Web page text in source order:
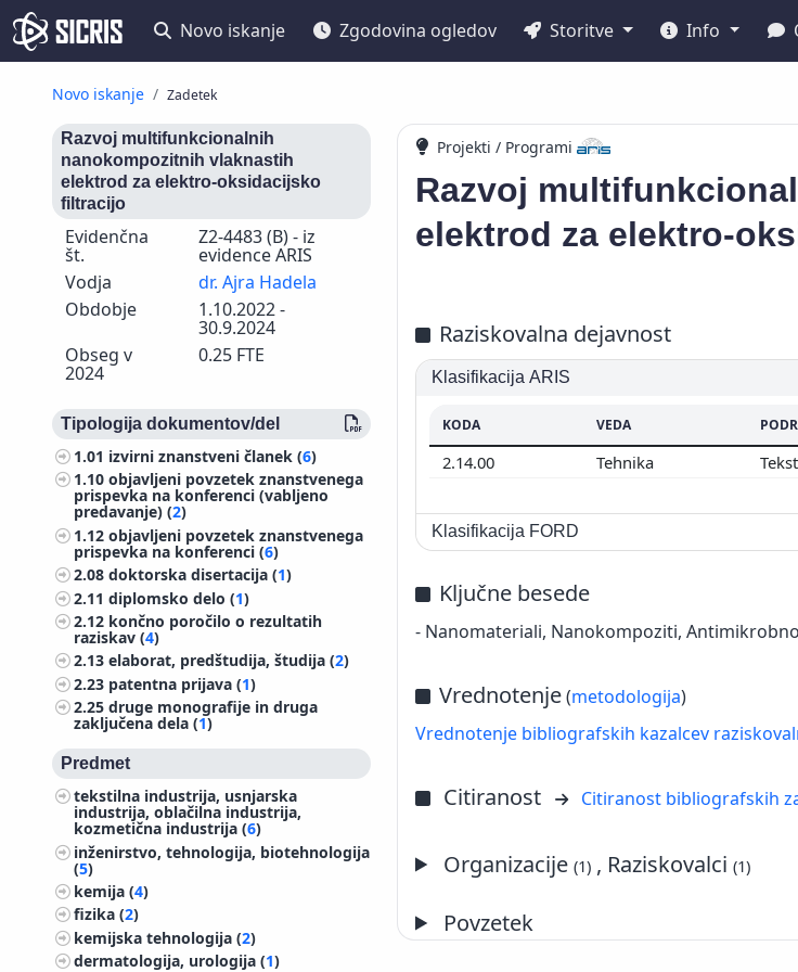
Novo iskanje Zgodovina ogledov Storitve Info
Novo iskanje Zadetek
Razvoj multifunkcionalnih
nanokompozitnih vlaknastih
elektrod za elektro-oksidacijsko
filtracijo
Evidenčna
št.
Z2-4483 (B) - iz
evidence ARIS
Vodja
dr. Ajra Hadela
Obdobje
1.10.2022 -
30.9.2024
Obseg v
2024
0.25 FTE
Tipologija dokumentov/del
1.01 izvirni znanstveni članek (6)
1.10objavljeni povzetek znanstvenega
prispevka na konferenci (vabljeno
predavanje) (2)
1.12objavljeni povzetek znanstvenega
prispevka na konferenci (6)
2.08doktorska disertacija (1)
2.11diplomsko delo (1)
2.12 končno poročilo o rezultatih
raziskav (4)
2.13elaborat, predštudija, študija (2)
2.23 patentna prijava (1)
2.25druge monografije in druga
zaključena dela (1)
Predmet
tekstilna industrija, usnjarska
industrija, oblačilna industrija,
kozmetična industrija (6)
inženirstvo, tehnologija, biotehnologija
(5)
kemija (4)
fizika (2)
kemijska tehnologija (2)
dermatologija, urologija (1)
Projekti / Programi
Razvoj
elektrod za elektro-
Raziskovalna dejavnost
Klasifikacija ARIS
KODA VEDA
2.14.00 Tehnika
Klasifikacija FORD
Ključne besede
- Nanomateriali, Nanokompoziti,
Vrednotenje(metodologija)
Vrednotenje bibliografskih kazalcev
Citiranost Citiranost bibliografskih
Organizacije(1) , Raziskovalci(1)
Povzetek